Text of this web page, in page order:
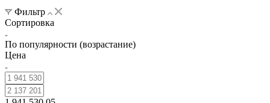
Фильтр
Сортировка
По популярности (возрастание)
Цена